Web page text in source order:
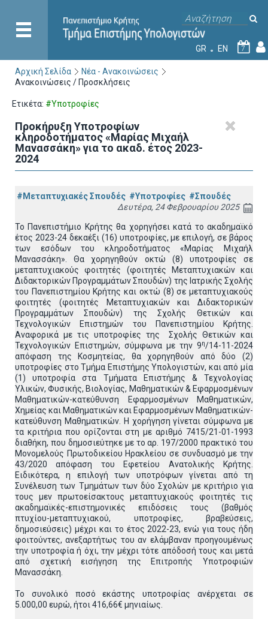
GR EN 7
Αρχική Σελίδα
Νέα - Ανακοινώσεις
Ανακοινώσεις / Προσκλήσεις
Ετικέτα: #Υποτροφίες
Προκήρυξη Υποτροφίων
κληροδοτήματος «Μαρίας Μιχαήλ
Μανασσάκη» για το ακαδ. έτος 2023-
2024
#Μεταπτυχιακές Σπουδές #Υποτροφίες #Σπουδές
Δευτέρα, 24 Φεβρουαρίου 2025
Το Πανεπιστήμιο Κρήτης θα χορηγήσει κατά το ακαδημαϊκό
έτος 2023-24 δεκαέξι (16) υποτροφίες, με επιλογή, σε βάρος
των εσόδων του κληροδοτήματος «Μαρίας Μιχαήλ
Μανασσάκη». Θα χορηγηθούν οκτώ (8) υποτροφίες σε
μεταπτυχιακούς φοιτητές (φοιτητές Μεταπτυχιακών και
Διδακτορικών Προγραμμάτων Σπουδών) της Ιατρικής Σχολής
του Πανεπιστημίου Κρήτης και οκτώ (8) σε μεταπτυχιακούς
φοιτητές (φοιτητές Μεταπτυχιακών και Διδακτορικών
Προγραμμάτων Σπουδών) της Σχολής Θετικών και
Τεχνολογικών Επιστημών του Πανεπιστημίου Κρήτης.
Αναφορικά με τις υποτροφίες της Σχολής Θετικών και
Τεχνολογικών Επιστημών, σύμφωνα με την 9η/14-11-2024
απόφαση της Κοσμητείας, θα χορηγηθούν από δύο (2)
υποτροφίες στο Τμήμα Επιστήμης Υπολογιστών, και από μία
(1) υποτροφία στα Τμήματα Επιστήμης & Τεχνολογίας
Υλικών, Φυσικής, Βιολογίας, Μαθηματικών & Εφαρμοσμένων
Μαθηματικών-κατεύθυνση Εφαρμοσμένων Μαθηματικών,
Χημείας και Μαθηματικών και Εφαρμοσμένων Μαθηματικών-
κατεύθυνση Μαθηματικών. Η χορήγηση γίνεται σύμφωνα με
τα κριτήρια που ορίζονται στη με αριθμό 7415/21-01-1993
διαθήκη, που δημοσιεύτηκε με το αρ. 197/2000 πρακτικό του
Μονομελούς Πρωτοδικείου Ηρακλείου σε συνδυασμό με την
43/2020 απόφαση του Εφετείου Ανατολικής Κρήτης.
Ειδικότερα, η επιλογή των υποτρόφων γίνεται από τη
Συνέλευση των Τμημάτων των δύο Σχολών με κριτήριο για
τους μεν πρωτοείσακτους μεταπτυχιακούς φοιτητές τις
ακαδημαϊκές-επιστημονικές επιδόσεις τους (βαθμός
πτυχίου-μεταπτυχιακού, υποτροφίες, βραβεύσεις,
δημοσιεύσεις) μέχρι και το έτος 2022-23, ενώ για τους ήδη
φοιτούντες, ανεξαρτήτως του αν ελάμβαναν προηγουμένως
την υποτροφία ή όχι, την μέχρι τότε απόδοσή τους και μετά
από σχετική εισήγηση της Επιτροπής Υποτροφιών
Μανασσάκη.
Το συνολικό ποσό εκάστης υποτροφίας ανέρχεται σε
5.000,00 ευρώ, ήτοι 416,66€ μηνιαίως.